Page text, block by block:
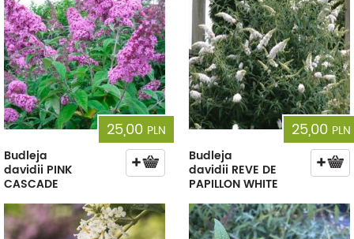
25,00 PLN
Budleja
davidii PINK
CASCADE
25,00 PLN
Budleja
davidii REVE DE
PAPILLON WHITE